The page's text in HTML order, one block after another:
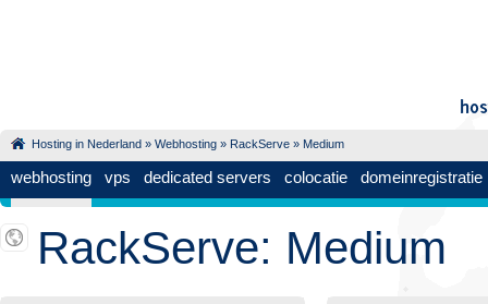
Hosting in Nederland » Webhosting » RackServe » Medium
webhosting vps dedicated servers colocatie domeinregistratie
RackServe: Medium